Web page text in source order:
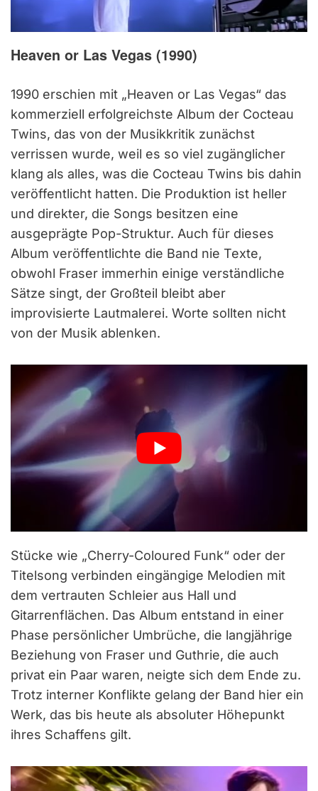
Heaven or Las Vegas (1990)
1990 erschien mit „Heaven or Las Vegas“ das
kommerziell erfolgreichste Album der Cocteau
Twins, das von der Musikkritik zunächst
verrissen wurde, weil es so viel zugänglicher
klang als alles, was die Cocteau Twins bis dahin
veröffentlicht hatten. Die Produktion ist heller
und direkter, die Songs besitzen eine
ausgeprägte Pop-Struktur. Auch für dieses
Album veröffentlichte die Band nie Texte,
obwohl Fraser immerhin einige verständliche
Sätze singt, der Großteil bleibt aber
improvisierte Lautmalerei. Worte sollten nicht
von der Musik ablenken.
Stücke wie „Cherry-Coloured Funk“ oder der
Titelsong verbinden eingängige Melodien mit
dem vertrauten Schleier aus Hall und
Gitarrenflächen. Das Album entstand in einer
Phase persönlicher Umbrüche, die langjährige
Beziehung von Fraser und Guthrie, die auch
privat ein Paar waren, neigte sich dem Ende zu.
Trotz interner Konflikte gelang der Band hier ein
Werk, das bis heute als absoluter Höhepunkt
ihres Schaffens gilt.